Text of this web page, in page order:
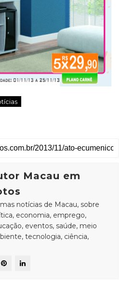
Macau em
notícias de Macau, sobre
economia, emprego,
eventos, saúde, meio
tecnologia, ciência,